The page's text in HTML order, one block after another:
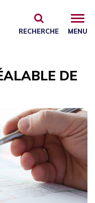
MENU
RECHERCHE
DE